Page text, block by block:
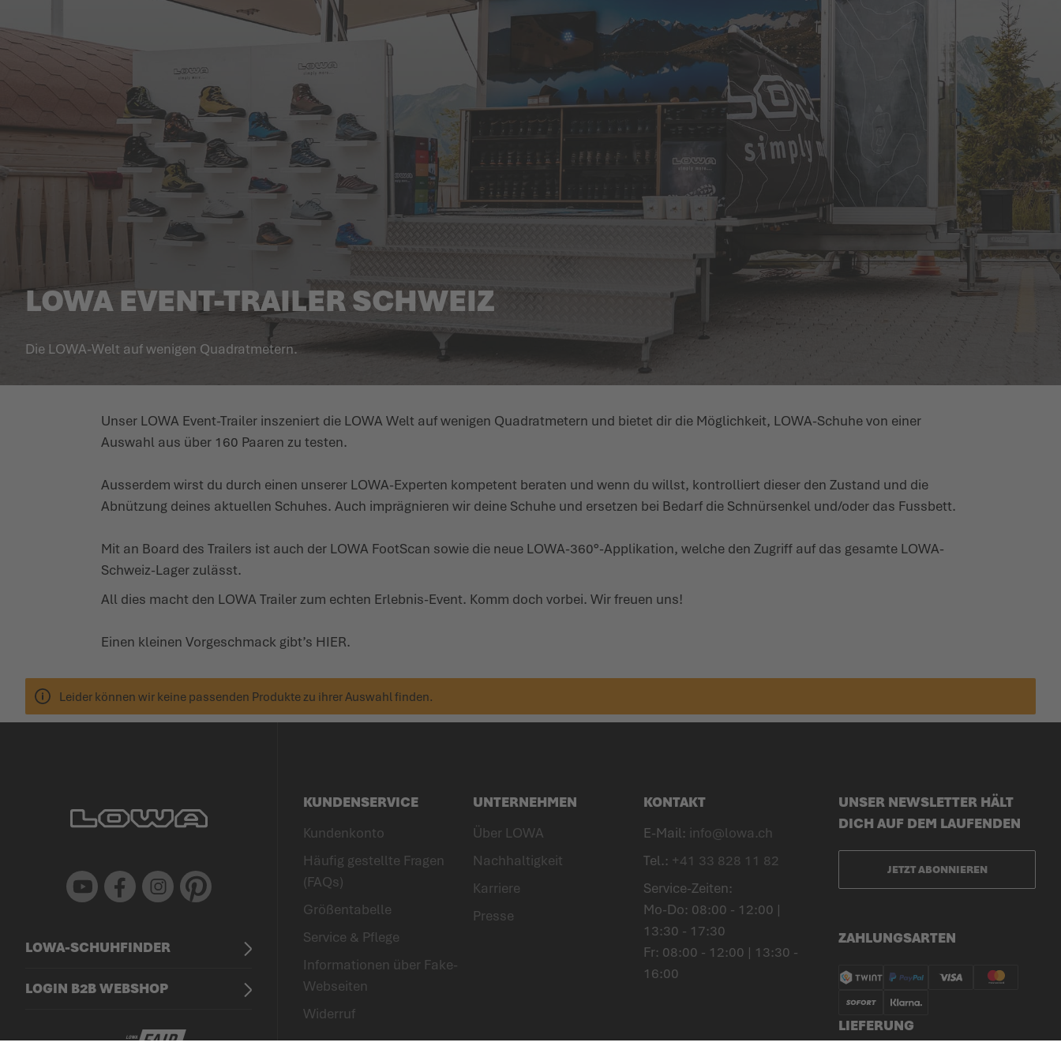
LOWA EVENT-TRAILER SCHWEIZ
Die LOWA-Welt auf wenigen Quadrat­­metern.
Unser LOWA Event-Trailer inszeniert die LOWA Welt auf wenigen Quadrat­metern und bietet dir die Möglichkeit, LOWA-Schuhe von einer
Auswahl aus über 160 Paaren zu testen.
Ausserdem wirst du durch einen unserer LOWA-Experten kompetent beraten und wenn du willst, kontrolliert dieser den Zustand und die
Abnützung deines aktuellen Schuhes. Auch imprä­gnieren wir deine Schuhe und ersetzen bei Bedarf die Schnür­senkel und/oder das Fussbett.
Mit an Board des Trailers ist auch der LOWA FootScan sowie die neue LOWA-360°-Appli­kation, welche den Zugriff auf das gesamte LOWA-
Schweiz-Lager zulässt.
All dies macht den LOWA Trailer zum echten Erlebnis-Event. Komm doch vorbei. Wir freuen uns!
Einen kleinen Vorge­schmack gibt’s HIER.
Leider können wir keine passenden Produkte zu ihrer Auswahl finden.
Youtube Facebook Instagram Pinterest
KUNDENSERVICE
Kundenkonto
Häufig gestellte Fragen
(FAQs)
Größentabelle
Service & Pflege
Informationen über Fake-
Webseiten
Widerruf
UNTERNEHMEN
Über LOWA
Nachhaltigkeit
Karriere
Presse
KONTAKT
E-Mail: info@lowa.ch
Tel.: +41 33 828 11 82
Service-Zeiten:
Mo-Do: 08:00 - 12:00 |
13:30 - 17:30
Fr: 08:00 - 12:00 | 13:30 -
16:00
ZAHLUNGSARTEN
LIEFERUNG
LOWA-SCHUHFINDER
LOGIN B2B WEBSHOP
UNSER NEWSLETTER HÄLT
DICH AUF DEM LAUFENDEN
JETZT ABONNIEREN